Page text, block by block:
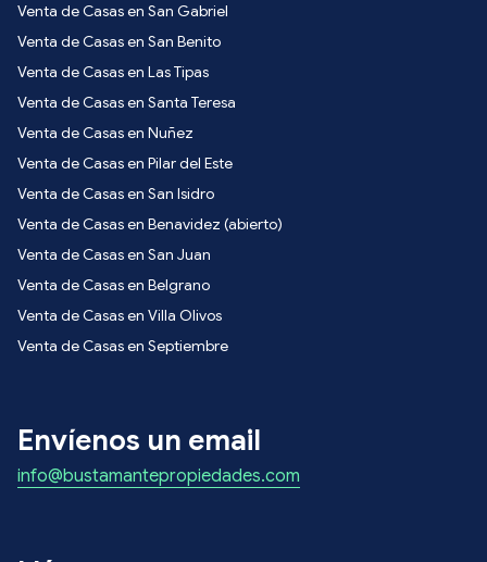
Venta de Casas en San Gabriel
Venta de Casas en San Benito
Venta de Casas en Las Tipas
Venta de Casas en Santa Teresa
Venta de Casas en Nuñez
Venta de Casas en Pilar del Este
Venta de Casas en San Isidro
Venta de Casas en Benavidez (abierto)
Venta de Casas en San Juan
Venta de Casas en Belgrano
Venta de Casas en Villa Olivos
Venta de Casas en Septiembre
Envíenos un email
info@bustamantepropiedades.com